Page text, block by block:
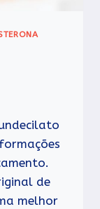
de
melhor